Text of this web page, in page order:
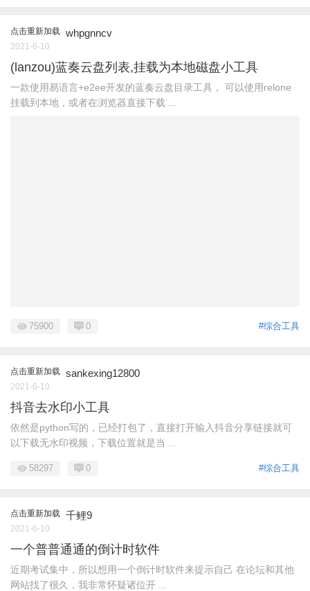
点击重新加载 whpgnncv
2021-6-10
(lanzou)蓝奏云盘列表,挂载为本地磁盘小工具
一款使用易语言+e2ee开发的蓝奏云盘目录工具， 可以使用relone
挂载到本地，或者在浏览器直接下载 ...
#综合工具
75900 0
点击重新加载 sankexing12800
2021-6-10
抖音去水印小工具
依然是python写的，已经打包了，直接打开输入抖音分享链接就可
以下载无水印视频，下载位置就是当 ...
#综合工具
58297 0
点击重新加载 千鲤9
2021-6-10
一个普普通通的倒计时软件
近期考试集中，所以想用一个倒计时软件来提示自己 在论坛和其他
网站找了很久，我非常怀疑诸位开 ...